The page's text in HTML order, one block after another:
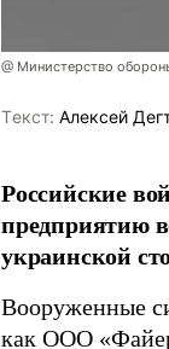
@ Министерство
Tекст: Алексей
Российские
предприятию
украинской
Вооруженные
как ООО